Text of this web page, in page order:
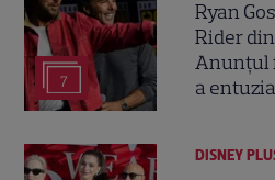
7
Ryan
Rider
Anunțul
a
DISNEY